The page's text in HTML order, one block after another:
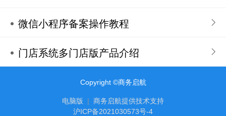
微信小程序备案操作教程
门店系统多门店版产品介绍
Copyright ©商务启航
电脑版 | 商务启航提供技术支持
沪ICP备2021030573号-4